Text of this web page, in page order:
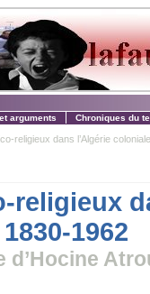
arguments Chroniques du
religieux dans l’Algérie
religieux
1962
d’Hocine